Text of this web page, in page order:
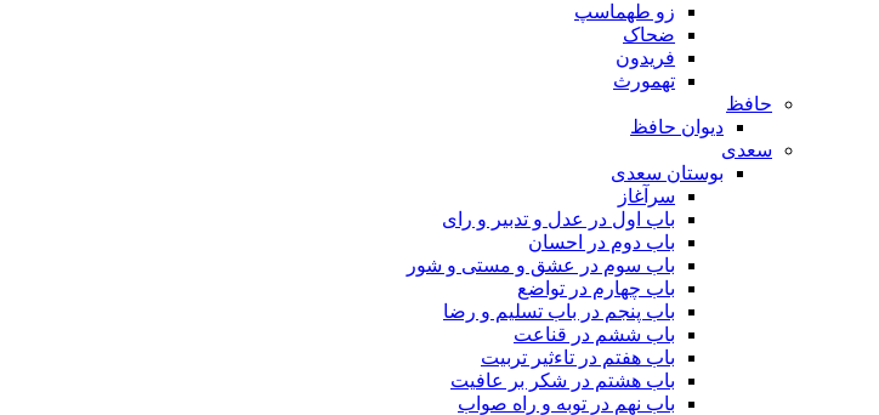
زو طهماسپ‏
ضحاک
فریدون
تهمورث
حافظ
دیوان حافظ
سعدی
بوستان سعدی
سرآغاز
باب اول در عدل و تدبیر و رای
باب دوم در احسان
باب سوم در عشق و مستی و شور
باب چهارم در تواضع
باب پنجم در باب تسلیم و رضا
باب ششم در قناعت
باب هفتم در تاءثیر تربیت
باب هشتم در شکر بر عافیت
باب نهم در توبه و راه صواب